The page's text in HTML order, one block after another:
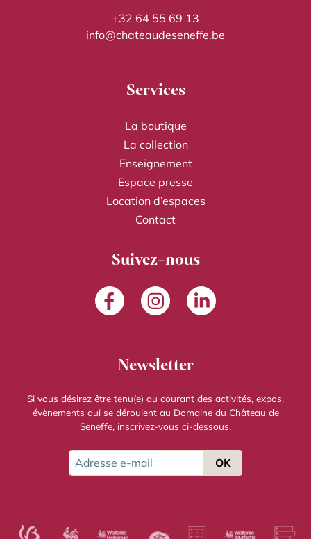
+32 64 55 69 13
info@chateaudeseneffe.be
Services
La boutique
La collection
Enseignement
Espace presse
Location d’espaces
Contact
Suivez-nous
FacebookInstagramLinkedIn
Newsletter
Si vous désirez être tenu(e) au courant des activités, expos,
évènements qui se déroulent au Domaine du Château de
Seneffe, inscrivez-vous ci-dessous.
Adresse e-mail
OK